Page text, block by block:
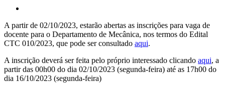
A partir de 02/10/2023, estarão abertas as inscrições para vaga de
docente para o Departamento de Mecânica, nos termos do Edital
CTC 010/2023, que pode ser consultado aqui.
A inscrição deverá ser feita pelo próprio interessado clicando aqui, a
partir das 00h00 do dia 02/10/2023 (segunda-feira) até as 17h00 do
dia 16/10/2023 (segunda-feira)